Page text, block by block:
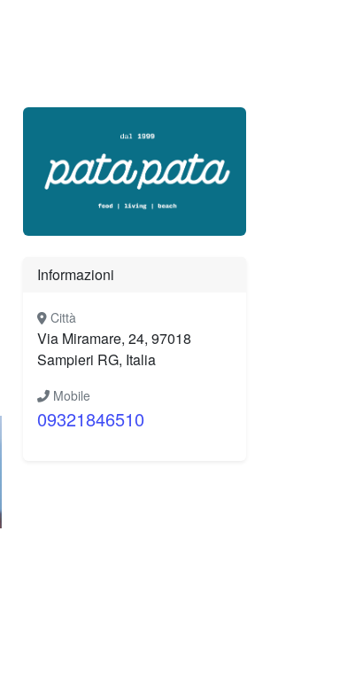
Informazioni
Città
Via Miramare, 24, 97018
Sampieri RG, Italia
Mobile
09321846510